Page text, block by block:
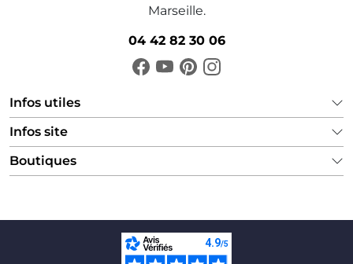
Marseille.
04 42 82 30 06
Infos utiles
Infos site
Boutiques